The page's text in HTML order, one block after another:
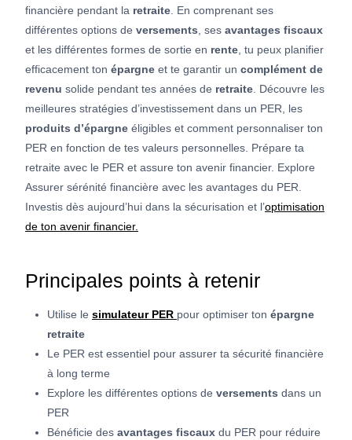
financière pendant la retraite . En comprenant ses
différentes options de versements , ses avantages fiscaux
et les différentes formes de sortie en rente , tu peux planifier
efficacement ton épargne et te garantir un complément de
revenu solide pendant tes années de retraite . Découvre les
meilleures stratégies d’investissement dans un PER, les
produits d’épargne éligibles et comment personnaliser ton
PER en fonction de tes valeurs personnelles. Prépare ta
retraite avec le PER et assure ton avenir financier. Explore
Assurer sérénité financière avec les avantages du PER.
Investis dès aujourd’hui dans la sécurisation et l’optimisation
de ton avenir financier.
Principales points à retenir
Utilise le simulateur PER pour optimiser ton épargne
retraite
Le PER est essentiel pour assurer ta sécurité financière
à long terme
Explore les différentes options de versements dans un
PER
Bénéficie des avantages fiscaux du PER pour réduire